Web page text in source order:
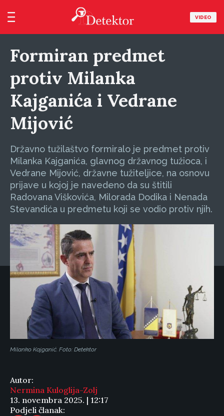
VIDEO
Formiran predmet
protiv Milanka
Kajganića i Vedrane
Mijović
Državno tužilaštvo formiralo je predmet protiv
Milanka Kajganića, glavnog državnog tužioca, i
Vedrane Mijović, državne tužiteljice, na osnovu
prijave u kojoj je navedeno da su štitili
Radovana Viškovića, Milorada Dodika i Nenada
Stevandića u predmetu koji se vodio protiv njih.
Milanko Kajganić. Foto: Detektor
Autor:
Nermina Kuloglija-Zolj
13. novembra 2025. | 12:17
Podjeli članak: